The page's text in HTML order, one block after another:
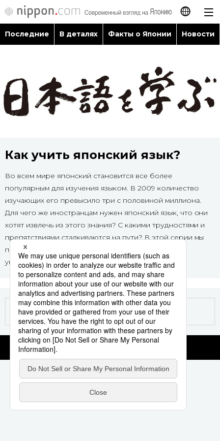
日本語
简体字
繁體字
Español
العربية
Последние
Факты о Японии
Новости
Путеводитель по Японии
Фото/Видео
Разделы
Люди
Блог
Политика
Экономика
Общество
Популярные статьи
Японский язык
Японский калейдоскоп
Семья
Еда и напитки
official SNS
Последние В деталях Факты о Японии Новости
Как учить японский язык?
Во всем мире японский становится все более
популярным для изучения языком. В 2009 количество
изучающих его превысило три с половиной миллиона.
Для чего же иностранцам нужен японский язык, что они
хотят извлечь из этого знания? С какими трудностями и
препятствиями сталкиваются на пути? В этой серии мы
поговорим с изучающими японский язык с разных
уголков Земли.